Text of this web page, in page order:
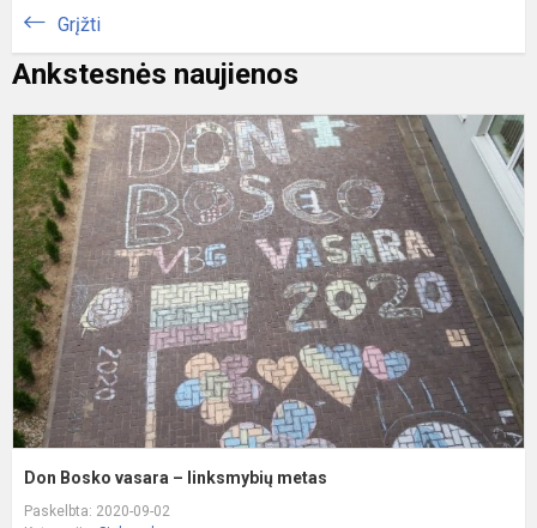
Grįžti
Ankstesnės naujienos
Don Bosko vasara – linksmybių metas
Paskelbta: 2020-09-02